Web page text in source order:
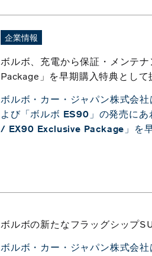
企業情報
ボルボ、充電から保証・メンテ
Package」を早期購入特典として
ボルボ・カー・ジャパン株式会
よび「ボルボ ES90」の発売に
/ EX90 Exclusive Package」を
ボルボの新たなフラッグシップ
ボルボ・カー・ジャパン株式会